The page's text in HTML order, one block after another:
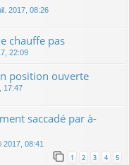
2017, 08:26
chauffe pas
22:09
position ouverte
17:47
saccadé par à-
2017, 08:41
1 2 3 4 5